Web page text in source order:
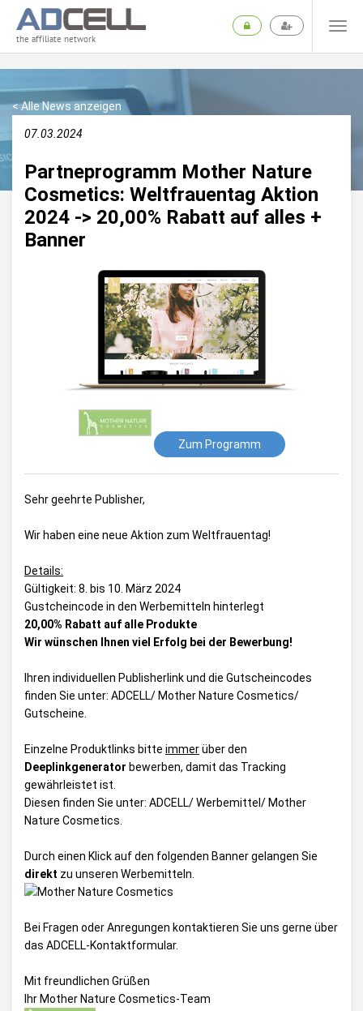
the affiliate network
< Alle News anzeigen
07.03.2024
Partneprogramm Mother Nature
Cosmetics: Weltfrauentag Aktion
2024 -> 20,00% Rabatt auf alles +
Banner
Zum Programm
Sehr geehrte Publisher,
Wir haben eine neue Aktion zum Weltfrauentag!
Details:
Gültigkeit: 8. bis 10. März 2024
Gustcheincode in den Werbemitteln hinterlegt
20,00% Rabatt auf alle Produkte
Wir wünschen Ihnen viel Erfolg bei der Bewerbung!
Ihren individuellen Publisherlink und die Gutscheincodes
finden Sie unter: ADCELL/ Mother Nature Cosmetics/
Gutscheine
Einzelne Produktlinks bitte immerüber den
Deeplinkgenerator bewerben, damit das Tracking
gewährleistet ist.
Diesen finden Sie unter: ADCELL/ Werbemittel/ Mother
Nature Cosmetics
Durch einen Klick auf den folgenden Banner gelangen Sie
direkt zu unseren Werbemitteln.
Bei Fragen oder Anregungen kontaktieren Sie uns gerne über
das ADCELL-Kontaktformular.
Mit freundlichen Grüßen
Ihr Mother Nature Cosmetics-Team